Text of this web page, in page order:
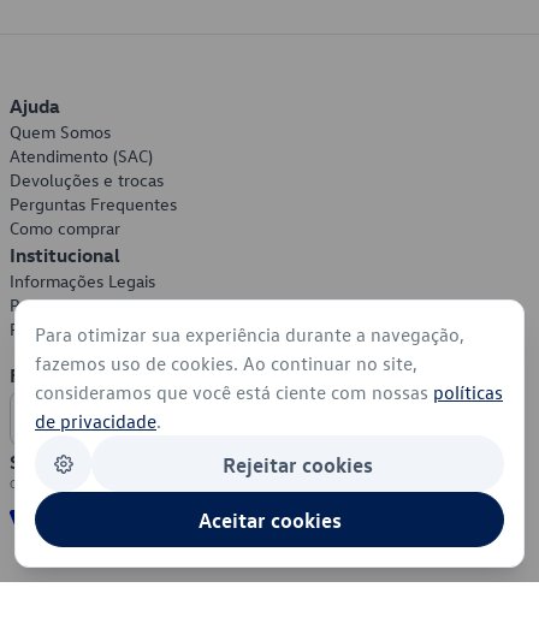
Ajuda
Quem Somos
Atendimento (SAC)
Devoluções e trocas
Perguntas Frequentes
Como comprar
Institucional
Informações Legais
Política de Privacidade
Política de Cookies
Formas de Pagamento
Segurança
Para otimizar sua experiência durante a navegação,
fazemos uso de cookies. Ao continuar no site,
consideramos que você está ciente com nossas políticas
de privacidade.
Rejeitar cookies
Aceitar cookies